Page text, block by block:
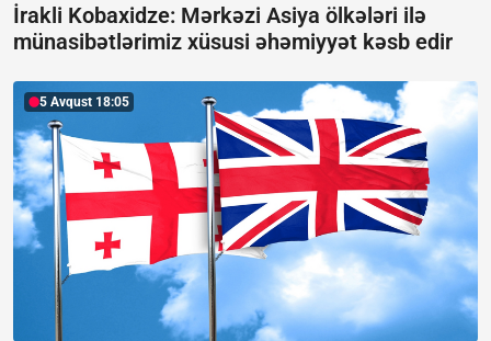
İrakli Kobaxidze: Mərkəzi Asiya ölkələri ilə
münasibətlərimiz xüsusi əhəmiyyət kəsb edir
5 Avqust 18:05